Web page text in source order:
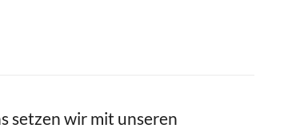
setzen wir mit unseren